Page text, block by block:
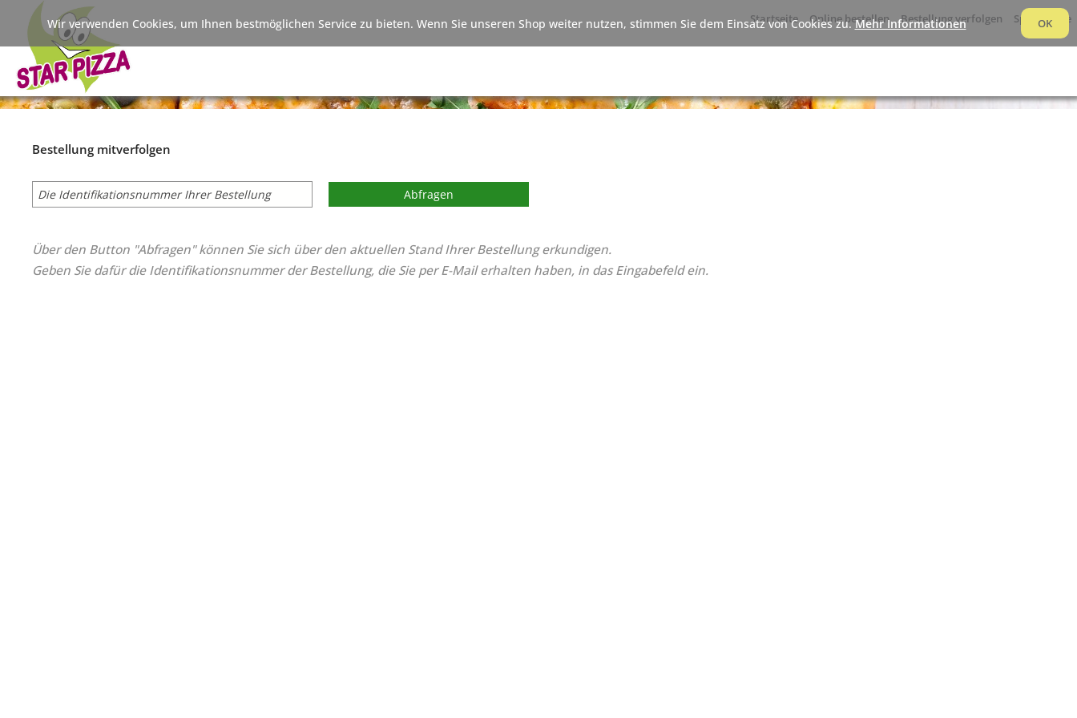
Startseite Online bestellen Bestellung verfolgen Speisekarte
Bestellung mitverfolgen
Abfragen
Über den Button "Abfragen" können Sie sich über den aktuellen Stand Ihrer Bestellung erkundigen.
Geben Sie dafür die Identifikationsnummer der Bestellung, die Sie per E-Mail erhalten haben, in das Eingabefeld ein.
Wir verwenden Cookies, um Ihnen bestmöglichen Service zu bieten. Wenn Sie unseren Shop weiter nutzen, stimmen Sie dem Einsatz von Cookies zu.Mehr Informationen OK